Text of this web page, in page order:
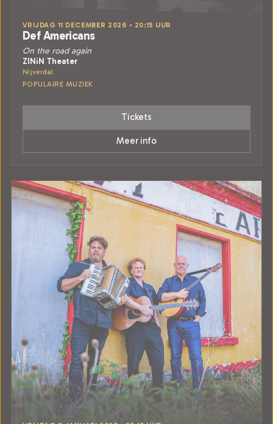
VRIJDAG 11 DECEMBER 2026 • 20:15 UUR
Def Americans
On the road again
ZINiN Theater
Nijverdal
POPULAIRE MUZIEK
Tickets
Meer info